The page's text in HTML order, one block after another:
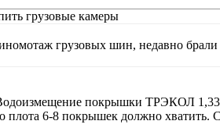
грузовые камеры
грузовых шин, недавно
покрышки ТРЭКОЛ
плота 6-8 покрышек должно хватить.